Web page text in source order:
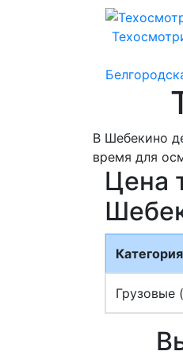
В Шебекино
время для
Цена
Грузовые